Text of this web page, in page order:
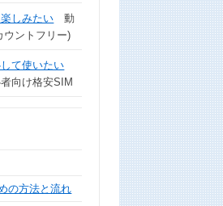
しみたい 動
ウントフリー)
て使いたい
向け格安SIM
の方法と流れ